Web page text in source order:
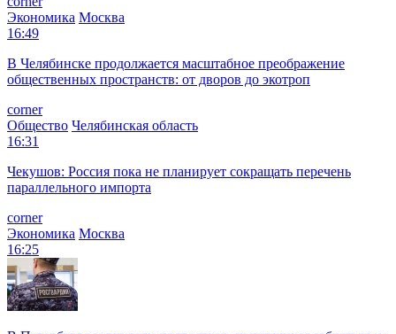
Экономика Москва
16:49
В Челябинске продолжается масштабное преображение
общественных пространств: от дворов до экотроп
corner
Общество Челябинская область
16:31
Чекушов: Россия пока не планирует сокращать перечень
параллельного импорта
corner
Экономика Москва
16:25